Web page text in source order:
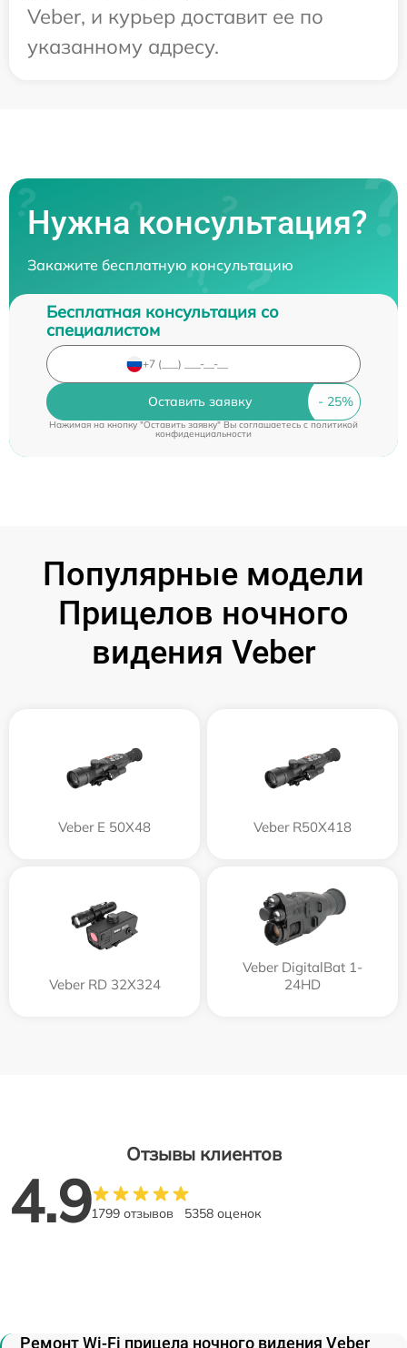
Veber, и курьер доставит ее по
указанному адресу.
Нужна консультация?
Закажите бесплатную консультацию
Бесплатная консультация со
специалистом
Оставить заявку
Нажимая на кнопку "Оставить заявку" Вы соглашаетесь cполитикой
конфиденциальности
Популярные модели
Прицелов ночного
видения Veber
Veber E 50X48 Veber R50X418
Veber RD 32X324
Veber DigitalBat 1-
24HD
Отзывы клиентов
4.91799 отзывов 5358 оценок
Ремонт Wi-Fi прицела ночного видения Veber